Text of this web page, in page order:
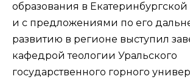
образования в
и с предложениями по его
развитию в регионе выступил
кафедрой теологии Уральского
государственного горного